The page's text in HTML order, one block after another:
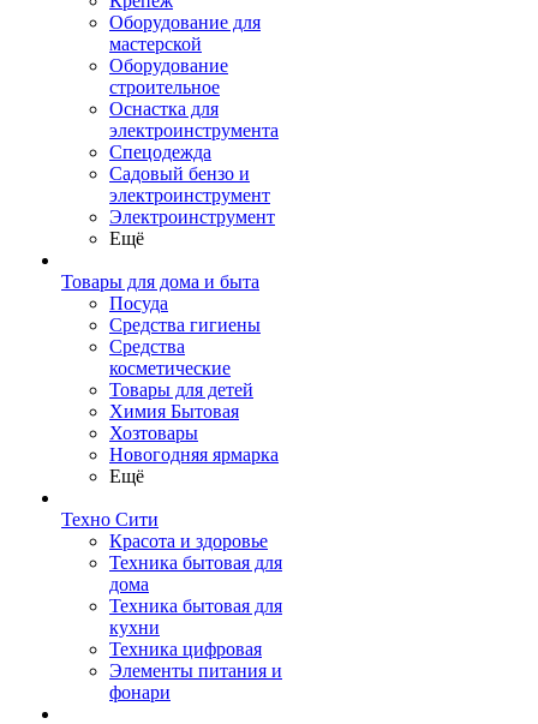
Оборудование для
мастерской
Оборудование
строительное
Оснастка для
электроинструмента
Спецодежда
Садовый бензо и
электроинструмент
Электроинструмент
Ещё
Товары для дома и быта
Посуда
Средства гигиены
Средства
косметические
Товары для детей
Химия Бытовая
Хозтовары
Новогодняя ярмарка
Ещё
Техно Сити
Красота и здоровье
Техника бытовая для
дома
Техника бытовая для
кухни
Техника цифровая
Элементы питания и
фонари